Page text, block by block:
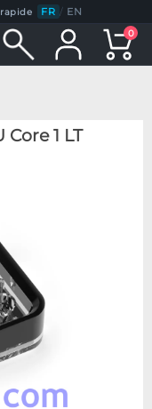
FR / EN
0
1 LT